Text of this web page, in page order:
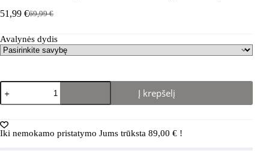
69,99€
Pradinė
buvo:
69,99 €.
51,99 €Dabartinė
yra:
51,99 €.
Avalynės dydis
produkto
kiekis:
TEVA
Originals
Midform
Į krepšelį
Iki nemokamo pristatymo Jums trūksta 89,00 € !